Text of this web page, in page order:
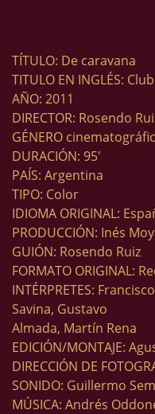
TÍTULO: De caravana
TITULO EN INGLÉS:
AÑO: 2011
DIRECTOR: Rosendo
GÉNERO
DURACIÓN: 95′
PAÍS: Argentina
TIPO: Color
IDIOMA ORIGINAL:
PRODUCCIÓN: Inés
GUIÓN: Rosendo Ruiz
FORMATO ORIGINAL:
INTÉRPRETES:
Savina, Gustavo
Almada, Martín Rena
EDICIÓN/MONTAJE:
DIRECCIÓN DE
SONIDO: Guillermo
MÚSICA: Andrés